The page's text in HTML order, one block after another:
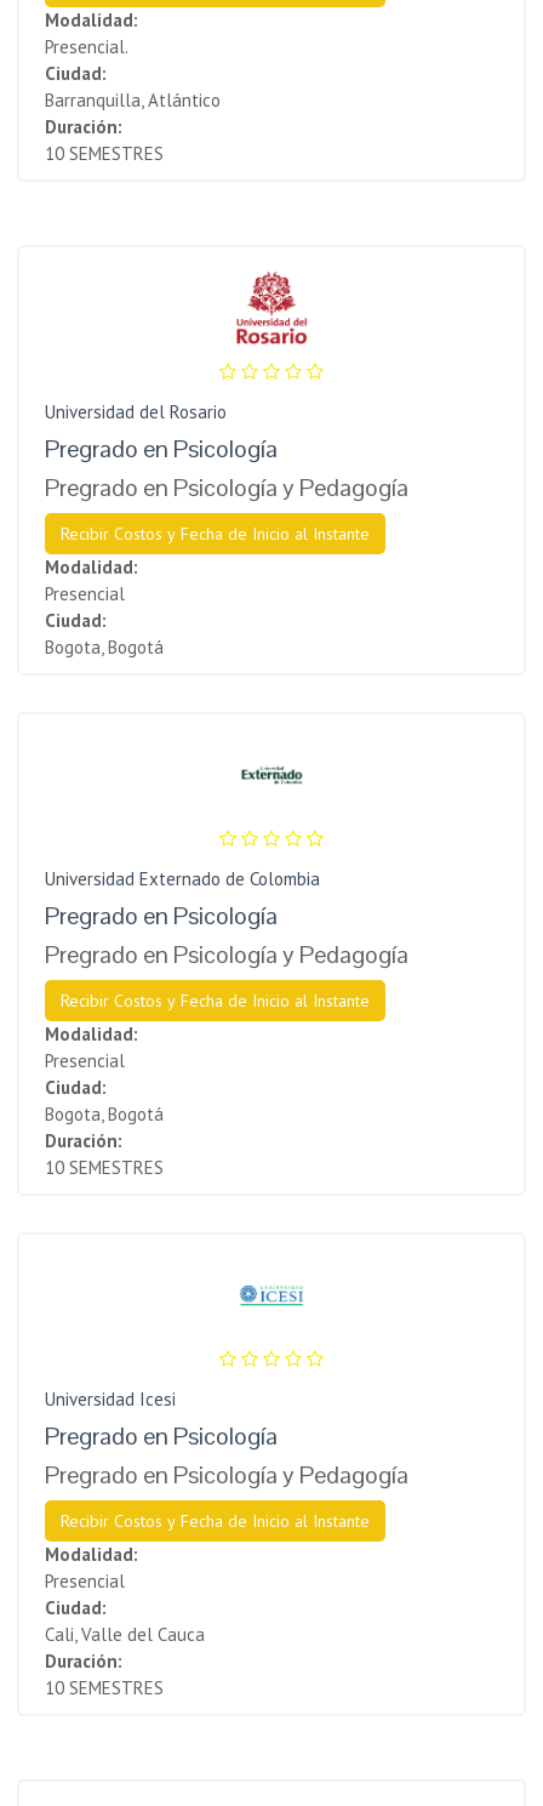
Modalidad:
Presencial.
Ciudad:
Barranquilla, Atlántico
Duración:
10 SEMESTRES
Universidad del Rosario
Pregrado en Psicología
Pregrado en Psicología y Pedagogía
Recibir Costos y Fecha de Inicio al Instante
Modalidad:
Presencial
Ciudad:
Bogota, Bogotá
Universidad Externado de Colombia
Pregrado en Psicología
Pregrado en Psicología y Pedagogía
Recibir Costos y Fecha de Inicio al Instante
Modalidad:
Presencial
Ciudad:
Bogota, Bogotá
Duración:
10 SEMESTRES
Universidad Icesi
Pregrado en Psicología
Pregrado en Psicología y Pedagogía
Recibir Costos y Fecha de Inicio al Instante
Modalidad:
Presencial
Ciudad:
Cali, Valle del Cauca
Duración:
10 SEMESTRES